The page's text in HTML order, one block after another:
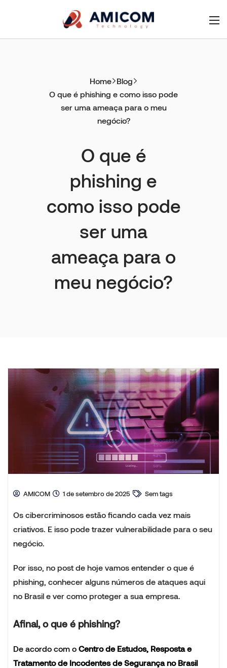
Home
Blog
O que é phishing e como isso pode
ser uma ameaça para o meu
negócio?
O que é
phishing e
como isso pode
ser uma
ameaça para o
meu negócio?
AMICOM 1 de setembro de 2025 Sem tags
Os cibercriminosos estão ficando cada vez mais
criativos. E isso pode trazer vulnerabilidade para o seu
negócio.
Por isso, no post de hoje vamos entender o que é
phishing, conhecer alguns números de ataques aqui
no Brasil e ver como proteger a sua empresa.
Afinal, o que é phishing?
De acordo com o Centro de Estudos, Resposta e
Tratamento de Incodentes de Segurança no Brasil